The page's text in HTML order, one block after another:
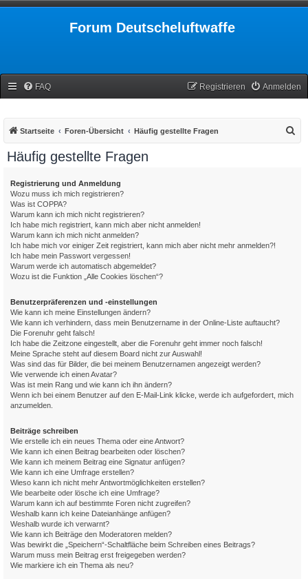
Forum Deutscheluftwaffe
FAQ Anmelden
Registrieren
Startseite Foren-Übersicht Häufig gestellte Fragen
Häufig gestellte Fragen
Registrierung und Anmeldung
Wozu muss ich mich registrieren?
Was ist COPPA?
Warum kann ich mich nicht registrieren?
Ich habe mich registriert, kann mich aber nicht anmelden!
Warum kann ich mich nicht anmelden?
Ich habe mich vor einiger Zeit registriert, kann mich aber nicht mehr anmelden?!
Ich habe mein Passwort vergessen!
Warum werde ich automatisch abgemeldet?
Wozu ist die Funktion „Alle Cookies löschen“?
Benutzerpräferenzen und -einstellungen
Wie kann ich meine Einstellungen ändern?
Wie kann ich verhindern, dass mein Benutzername in der Online-Liste auftaucht?
Die Forenuhr geht falsch!
Ich habe die Zeitzone eingestellt, aber die Forenuhr geht immer noch falsch!
Meine Sprache steht auf diesem Board nicht zur Auswahl!
Was sind das für Bilder, die bei meinem Benutzernamen angezeigt werden?
Wie verwende ich einen Avatar?
Was ist mein Rang und wie kann ich ihn ändern?
Wenn ich bei einem Benutzer auf den E-Mail-Link klicke, werde ich aufgefordert, mich
anzumelden.
Beiträge schreiben
Wie erstelle ich ein neues Thema oder eine Antwort?
Wie kann ich einen Beitrag bearbeiten oder löschen?
Wie kann ich meinem Beitrag eine Signatur anfügen?
Wie kann ich eine Umfrage erstellen?
Wieso kann ich nicht mehr Antwortmöglichkeiten erstellen?
Wie bearbeite oder lösche ich eine Umfrage?
Warum kann ich auf bestimmte Foren nicht zugreifen?
Weshalb kann ich keine Dateianhänge anfügen?
Weshalb wurde ich verwarnt?
Wie kann ich Beiträge den Moderatoren melden?
Was bewirkt die „Speichern“-Schaltfläche beim Schreiben eines Beitrags?
Warum muss mein Beitrag erst freigegeben werden?
Wie markiere ich ein Thema als neu?